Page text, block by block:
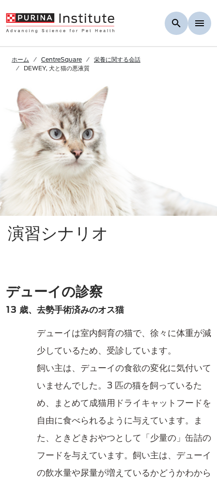
ホーム CentreSquare
栄養に関する会話
DEWEY, 犬と猫の悪液質
演習シナリオ
デューイの診察
13 歳、去勢手術済みのオス猫
デューイは室内飼育の猫で、徐々に体重が減
少しているため、受診しています。
飼い主は、デューイの食欲の変化に気付いて
いませんでした。3 匹の猫を飼っているた
め、まとめて成猫用ドライキャットフードを
自由に食べられるように与えています。ま
た、ときどきおやつとして「少量の」缶詰の
フードを与えています。飼い主は、デューイ
の飲水量や尿量が増えているかどうかわから